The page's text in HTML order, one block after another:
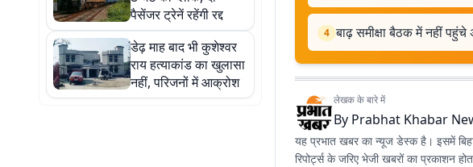
पैसेंजर ट्रेनें रहेंगी रद्द
डेढ़ माह बाद भी कुशेश्वर
राय हत्याकांड का खुलासा
नहीं, परिजनों में आक्रोश
4 बाढ़ समीक्षा बैठक में नहीं पहुंचे
लेखक के बारे में
By Prabhat Khabar
यह प्रभात खबर का न्यूज डेस्क है। इसमें
रिपोर्ट्स के जरिए भेजी खबरों का प्रकाशन